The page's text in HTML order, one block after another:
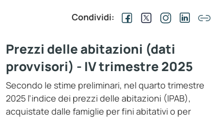
Condividi:
Prezzi delle abitazioni (dati
provvisori) - IV trimestre 2025
Secondo le stime preliminari, nel quarto trimestre
2025 l’indice dei prezzi delle abitazioni (IPAB),
acquistate dalle famiglie per fini abitativi o per